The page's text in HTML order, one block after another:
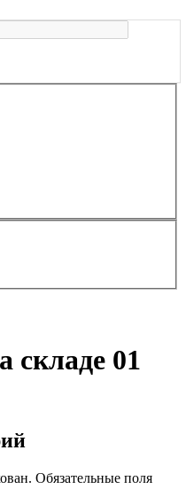
складе 01
Обязательные поля